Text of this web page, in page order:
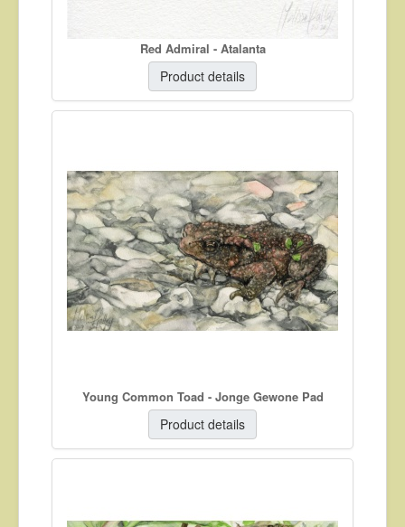
Red Admiral - Atalanta
Product details
Young Common Toad - Jonge Gewone Pad
Product details